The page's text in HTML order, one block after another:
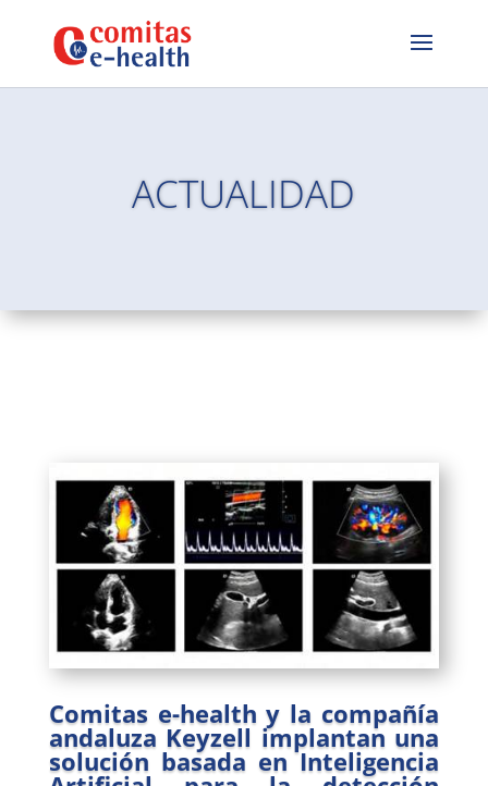
ACTUALIDAD
Comitas e-health y la compañía
andaluza Keyzell implantan una
solución basada en Inteligencia